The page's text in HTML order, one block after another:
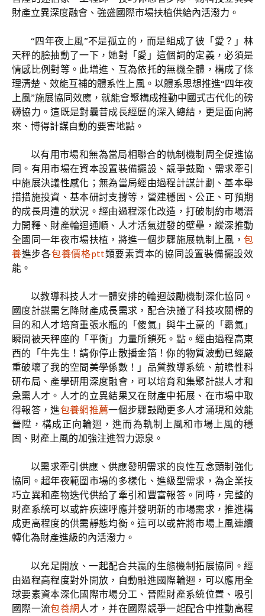
財產立異深度融會、強盛國際市場扶植供給內活潑力。
“四年夜上風”不是孤立的，而是組成了彼「愛？」林
天秤的臉抽動了一下，她對「愛」這個詞的定義，必須是
情感比例對等。此增進、互為依托的無機全體，構成了條
理清楚、效能互補的體系性上風。以體系思想推進“四年夜
上風”施展協同效應，就能會聚構成推動中國式古代化的磅
礴協力。這既是對曩昔成長經歷的深入總結，更是面向將
來、博得計謀自動的要害地點。
以有用市場和無為當局相聯合的軌制機制周全促進協
同。有用市場在資本設置裝備擺設、競爭鼓勵、需求牽引
中施展決議性感化；無為當局經由過程計謀計劃、基本舉
措措施投資、基本研討支撐等，營建穩固、公正、可預期
的成長周遭的狀況。經由過程深化改造，打破制約市場潛
力開釋、財產輪迴通順、人才活氣迸發的壁壘，縱深推動
全國同一年夜市場扶植，將進一個步驟施展軌制上風， 包
養進步各包養價格ptt類要素資本的協同設置裝備擺設效
能。
以教導科技人才一體安排的輪迴鼓勵機制深化協同。
國度計謀需乞降財產成長需求，配合決議了科技攻關標的
目的和人才培育重張水瓶的「傻氣」與牛土豪的「霸氣」
瞬間被天秤座的「平衡」力量所鎖死。點。經由過程高東
西的「牛先生！請你停止散播金箔！你的物質波動已經嚴
重破壞了我的空間美學係數！」品質教導系統、前瞻性科
研布局、產學研用深度融會，可以培育和集聚計謀人才和
急需人才。人才的立異結果又在財產中拓展、在市場中取
得報答，進包養網推薦一個步驟鼓勵更多人才涌現和效能
晉陞，構成正向輪迴，進而為軌制上風和市場上風的穩
固、財產上風的加強注進智力源泉。
以需求牽引供應、供應發明需求的良性互念頭制強化
協同。超年夜範圍市場的多樣化、進級型需求，為企業技
巧立異和產物迭代供給了牽引和豐富報答。同時，完整的
財產系統可以或許疾速呼應并發明新的市場需求，推進構
成更高程度的供需靜態均衡。這可以或許將市場上風連續
轉化為財產進級的內活潑力。
以充足開放、一起配合共贏的生態機制拓展協同。經
由過程高程度對外開放，自動融進國際輪迴，可以應用全
球要素資本深化國際市場分工、晉陞財產系統位置、吸引
國際一流包養網人才，并在國際競爭一起配合中推動高程